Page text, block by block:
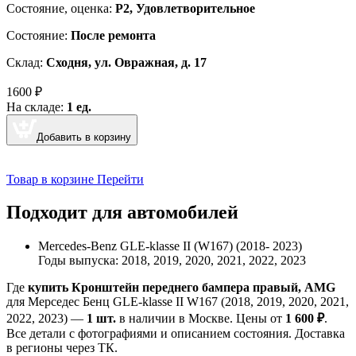
Cостояние, оценка: Р2, Удовлетворительное
Состояние: После ремонта
Склад: Сходня, ул. Овражная, д. 17
1600 ₽
На складе: 1 ед.
Добавить в корзину
Товар в корзине Перейти
Подходит для автомобилей
Mercedes-Benz GLE-klasse II (W167) (2018- 2023)
Годы выпуска: 2018, 2019, 2020, 2021, 2022, 2023
Где купить Кронштейн переднего бампера правый, AMG
для Мерседес Бенц GLE-klasse II W167 (2018, 2019, 2020, 2021,
2022, 2023) — 1 шт. в наличии в Москве. Цены от 1 600 ₽.
Все детали с фотографиями и описанием состояния. Доставка
в регионы через ТК.